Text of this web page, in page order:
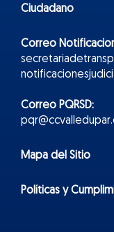
Ciudadano
Correo
Correo PQRSD:
Mapa del Sitio
Políticas y